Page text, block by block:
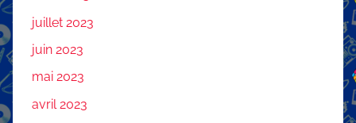
juillet 2023
juin 2023
mai 2023
avril 2023